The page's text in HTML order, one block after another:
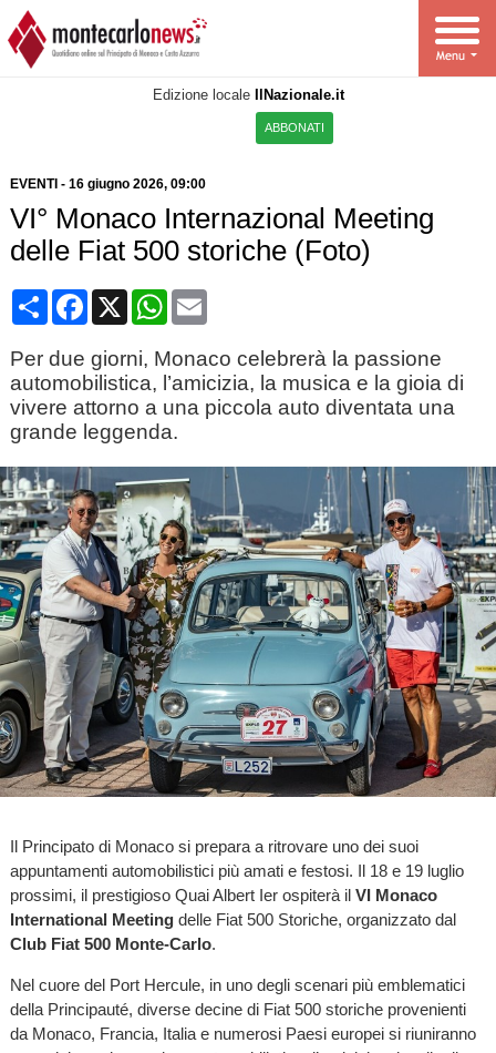
Edizione locale IlNazionale.it
ABBONATI
EVENTI - 16 giugno 2026, 09:00
VI° Monaco Internazional Meeting
delle Fiat 500 storiche (Foto)
CondividiFacebook
X WhatsApp
Email
Per due giorni, Monaco celebrerà la passione
automobilistica, l’amicizia, la musica e la gioia di
vivere attorno a una piccola auto diventata una
grande leggenda.
Il Principato di Monaco si prepara a ritrovare uno dei suoi
appuntamenti automobilistici più amati e festosi. Il 18 e 19 luglio
prossimi, il prestigioso Quai Albert Ier ospiterà il VI Monaco
International Meetingdelle Fiat 500 Storiche, organizzato dal
Club Fiat 500 Monte-Carlo.
Nel cuore del Port Hercule, in uno degli scenari più emblematici
della Principauté, diverse decine di Fiat 500 storiche provenienti
da Monaco, Francia, Italia e numerosi Paesi europei si riuniranno